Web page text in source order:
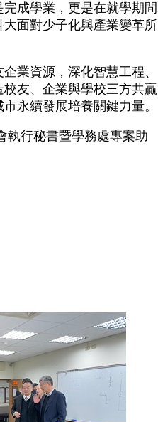
成學業，更是在就學期間
面對少子化與產業變革所
資源，深化智慧工程、
友、企業與學校三方共贏
永續發展培養關鍵力量。
行秘書暨學務處專案助